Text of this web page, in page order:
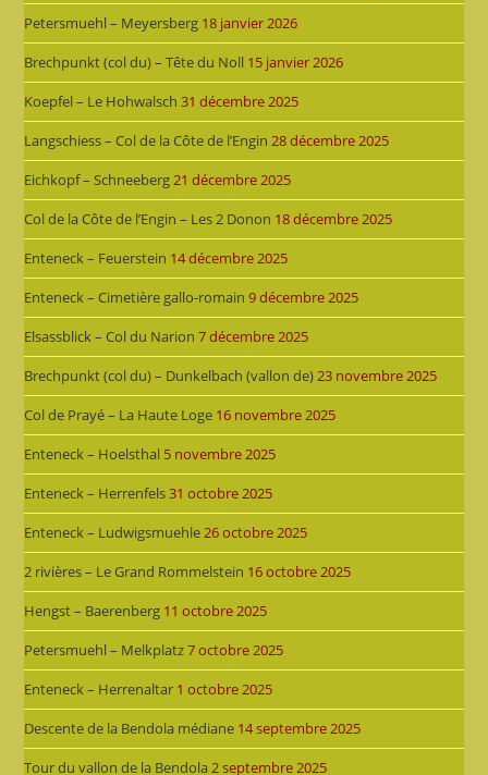
Petersmuehl – Meyersberg 18 janvier 2026
Brechpunkt (col du) – Tête du Noll 15 janvier 2026
Koepfel – Le Hohwalsch 31 décembre 2025
Langschiess – Col de la Côte de l’Engin 28 décembre 2025
Eichkopf – Schneeberg21 décembre 2025
Col de la Côte de l’Engin – Les 2 Donon 18 décembre 2025
Enteneck – Feuerstein 14 décembre 2025
Enteneck – Cimetière gallo-romain 9 décembre 2025
Elsassblick – Col du Narion 7 décembre 2025
Brechpunkt (col du) – Dunkelbach (vallon de)23 novembre 2025
Col de Prayé – La Haute Loge 16 novembre 2025
Enteneck – Hoelsthal 5 novembre 2025
Enteneck – Herrenfels31 octobre 2025
Enteneck – Ludwigsmuehle26 octobre 2025
2 rivières – Le Grand Rommelstein 16 octobre 2025
Hengst – Baerenberg 11 octobre 2025
Petersmuehl – Melkplatz7 octobre 2025
Enteneck – Herrenaltar 1 octobre 2025
Descente de la Bendola médiane 14 septembre 2025
Tour du vallon de la Bendola2 septembre 2025